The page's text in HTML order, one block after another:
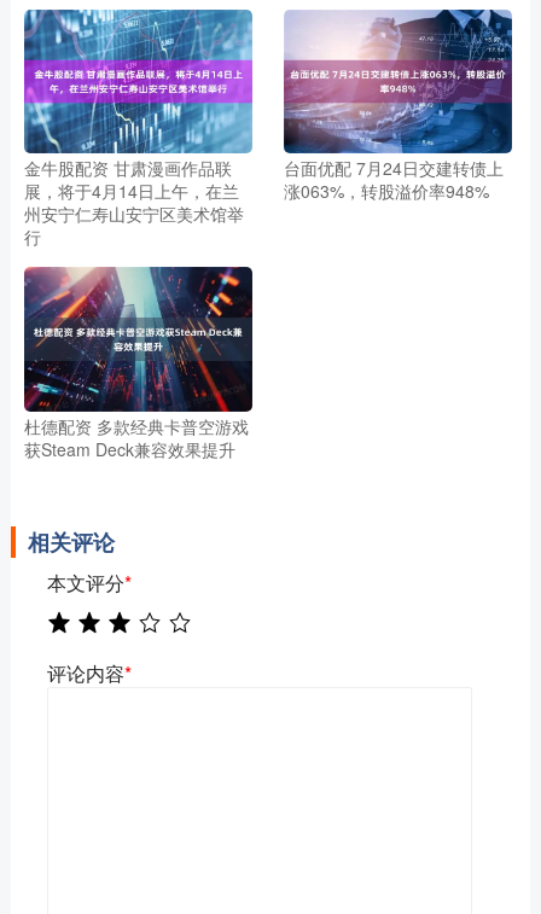
金牛股配资 甘肃漫画作品联
展，将于4月14日上午，在兰
州安宁仁寿山安宁区美术馆举
行
台面优配 7月24日交建转债上
涨063%，转股溢价率948%
杜德配资 多款经典卡普空游戏
获Steam Deck兼容效果提升
相关评论
本文评分*
评论内容*